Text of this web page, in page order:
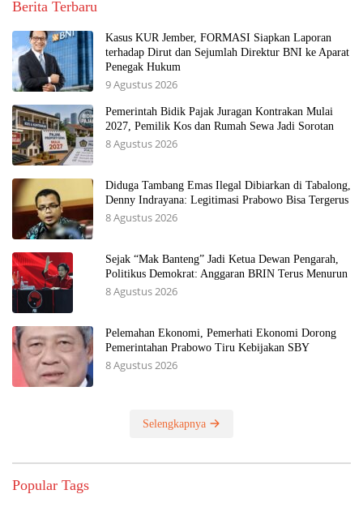
Berita Terbaru
Kasus KUR Jember, FORMASI Siapkan Laporan
terhadap Dirut dan Sejumlah Direktur BNI ke Aparat
Penegak Hukum
9 Agustus 2026
Pemerintah Bidik Pajak Juragan Kontrakan Mulai
2027, Pemilik Kos dan Rumah Sewa Jadi Sorotan
8 Agustus 2026
Diduga Tambang Emas Ilegal Dibiarkan di Tabalong,
Denny Indrayana: Legitimasi Prabowo Bisa Tergerus
8 Agustus 2026
Sejak “Mak Banteng” Jadi Ketua Dewan Pengarah,
Politikus Demokrat: Anggaran BRIN Terus Menurun
8 Agustus 2026
Pelemahan Ekonomi, Pemerhati Ekonomi Dorong
Pemerintahan Prabowo Tiru Kebijakan SBY
8 Agustus 2026
Selengkapnya
Popular Tags